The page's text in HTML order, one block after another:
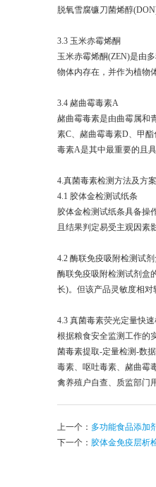
脱氧雪腐镰刀菌烯醇
3.3 玉米赤霉烯酮
玉米赤霉烯酮(ZEN)是由
物体内存在，并作为植物
3.4 赭曲霉毒素A
赭曲霉毒素是由曲霉属和
素C、赭曲霉毒素D、甲
毒素A是其中最重要的且
4.真菌毒素检测方法及方案
4.1 胶体金检测试纸条
胶体金检测试纸条具备操
且结果判定易受主观因素
4.2 酶联免疫吸附检测试剂
酶联免疫吸附检测试剂盒
长)。但该产品灵敏度相对
4.3 真菌毒素荧光定量快
根据粮食安全监测工作的
菌毒素提取-定量检测-数
毒素、呕吐毒素、赭曲霉
禽养殖户自查、质监部门
上一个： 多功能食品添加
下一个： 胶体金免疫层析